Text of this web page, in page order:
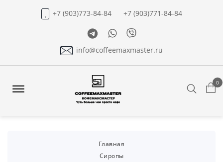
+7 (903)773-84-84
+7 (903)771-84-84
TelegramWhatsapp
Viber
info@coffeemaxmaster.ru
0
Главная
Сиропы